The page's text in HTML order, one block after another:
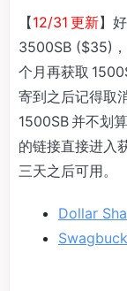
【12/31 更新】
3500SB ($35)
个月再获取
寄到之后记得取
1500SB 并不划
的链接直接进入
三天之后可用。
Dollar